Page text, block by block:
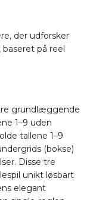
der udforsker
på reel
grundlæggende
1–9 uden
tallene 1–9
(bokse)
Disse tre
unikt løsbart
elegant